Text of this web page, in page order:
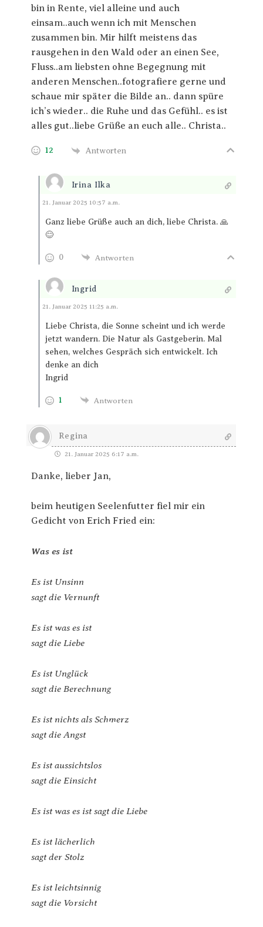
bin in Rente, viel alleine und auch
einsam..auch wenn ich mit Menschen
zusammen bin. Mir hilft meistens das
rausgehen in den Wald oder an einen See,
Fluss..am liebsten ohne Begegnung mit
anderen Menschen..fotografiere gerne und
schaue mir später die Bilde an.. dann spüre
ich’s wieder.. die Ruhe und das Gefühl.. es ist
alles gut..liebe Grüße an euch alle.. Christa..
12 Antworten
Irina Ilka
Antworten
21. Januar 2025 10:57 a.m.
Ganz liebe Grüße auch an dich, liebe Christa. 🙏
😊
0 Antworten
Ingrid
Antworten
21. Januar 2025 11:25 a.m.
Liebe Christa, die Sonne scheint und ich werde
jetzt wandern. Die Natur als Gastgeberin. Mal
sehen, welches Gespräch sich entwickelt. Ich
denke an dich
Ingrid
1 Antworten
Regina
21. Januar 2025 6:17 a.m.
Danke, lieber Jan,
beim heutigen Seelenfutter fiel mir ein
Gedicht von Erich Fried ein:
Was es ist
Es ist Unsinn
sagt die Vernunft
Es ist was es ist
sagt die Liebe
Es ist Unglück
sagt die Berechnung
Es ist nichts als Schmerz
sagt die Angst
Es ist aussichtslos
sagt die Einsicht
Es ist was es ist sagt die Liebe
Es ist lächerlich
sagt der Stolz
Es ist leichtsinnig
sagt die Vorsicht